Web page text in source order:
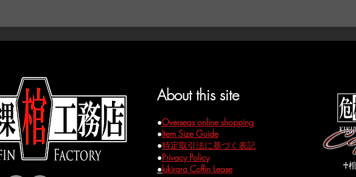
---------------------------------------------------
フラット扉置き型タイプ。
ョンは、あくまでクッション性を高める為のもので、Dollの保護に対して100％
べて木の厚みが半分以下の薄めの木材を使用しており、40㎝以下の小さな棺制
厚みが薄い木材の為、鋲飾等を最低限に使用した作りとなって居りま
作しておりますので、装飾パーツが入手出来ない場合が御座います。この場合
囲気の良いパーツにて変更させて頂きます。
別注オーダーにつきましてお気軽にお問い合わせ下さい。
LINEからでもお問い合わせ可能です。
@574qrdfe をお友達登録してメッセージをお送り下さい。
＜本州・四国・九州（通常地域）＞
重量0Kg以上～2Kg未満 ￥1100
重量0Kg以上～2Kg未満 ￥2200
重量5Kg以上～10Kg 未満 ￥4400
＜同時注文・同送について＞
ご注文のアイテムで一番重いアイテムに送料が設定されます。
​￥150000以上のご注文で送料無料となります。
About this site
●Overseas online shopping
●Item Size Guide
●特定取引法に基づく表記
●Privacy Policy
●kikirara Coffin Lease ​♰